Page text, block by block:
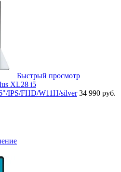
Быстрый просмотр
XL28 i5
IPS/FHD/W11H/silver 34 990 руб.